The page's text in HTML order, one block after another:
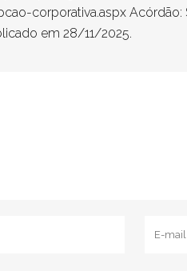
corporativa.aspx Acórdão:
em 28/11/2025.